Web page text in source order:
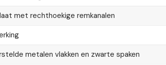
met rechthoekige remkanalen
metalen vlakken en zwarte spaken